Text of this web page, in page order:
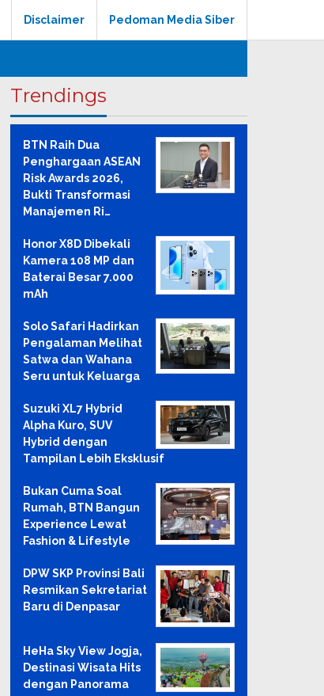
Disclaimer Pedoman Media Siber
Trendings
BTN Raih Dua
Penghargaan ASEAN
Risk Awards 2026,
Bukti Transformasi
Manajemen Ri…
Honor X8D Dibekali
Kamera 108 MP dan
Baterai Besar 7.000
mAh
Solo Safari Hadirkan
Pengalaman Melihat
Satwa dan Wahana
Seru untuk Keluarga
Suzuki XL7 Hybrid
Alpha Kuro, SUV
Hybrid dengan
Tampilan Lebih Eksklusif
Bukan Cuma Soal
Rumah, BTN Bangun
Experience Lewat
Fashion & Lifestyle
DPW SKP Provinsi Bali
Resmikan Sekretariat
Baru di Denpasar
HeHa Sky View Jogja,
Destinasi Wisata Hits
dengan Panorama